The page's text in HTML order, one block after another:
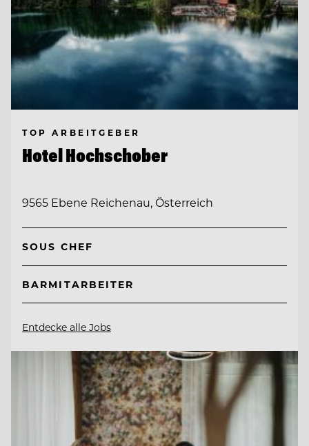
TOP ARBEITGEBER
Hotel Hochschober
9565 Ebene Reichenau, Österreich
SOUS CHEF
BARMITARBEITER
Entdecke alle Jobs